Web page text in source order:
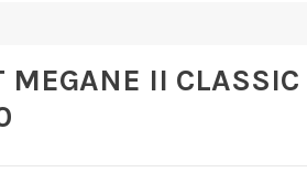
II CLASSIC